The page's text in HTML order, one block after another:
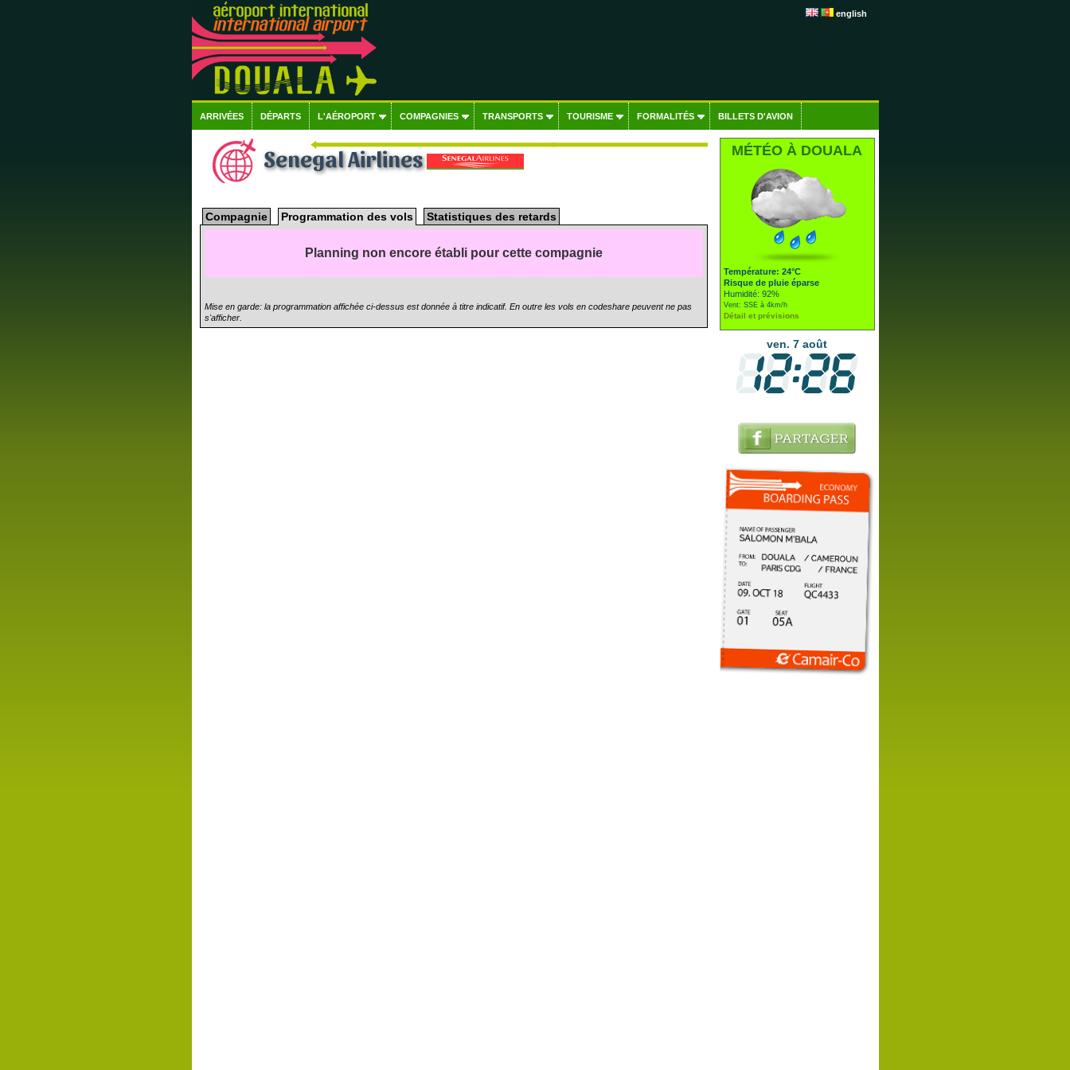
english
ARRIVÉES DÉPARTS L'AÉROPORT COMPAGNIES TRANSPORTS TOURISME FORMALITÉS BILLETS D'AVION
Senegal Airlines
Compagnie Programmation des vols Statistiques des retards
Planning non encore établi pour cette compagnie
Mise en garde: la programmation affichée ci-dessus est donnée à titre indicatif. En outre les vols en codeshare peuvent ne pas
s'afficher.
MÉTÉO À DOUALA
Température: 24°C
Risque de pluie éparse
Humidité: 92%
Vent: SSE à 4km/h
Détail et prévisions
ven. 7 août